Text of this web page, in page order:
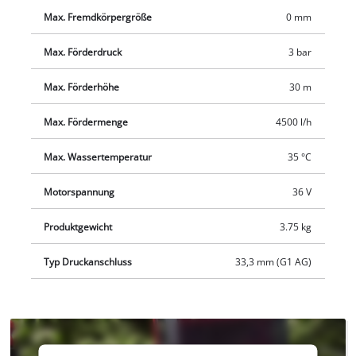
Max. Fremdkörpergröße 0 mm
Max. Förderdruck 3 bar
Max. Förderhöhe 30 m
Max. Fördermenge 4500 l/h
Max. Wassertemperatur 35 °C
Motorspannung 36 V
Produktgewicht 3.75 kg
Typ Druckanschluss 33,3 mm (G1 AG)